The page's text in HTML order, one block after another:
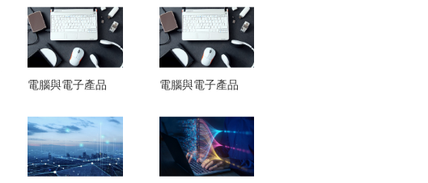
電腦與電子產品 電腦與電子產品